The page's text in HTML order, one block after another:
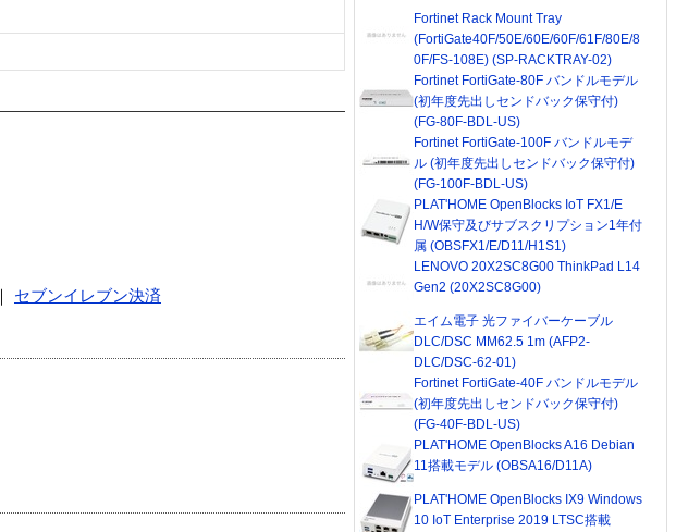
セブンイレブン決済
Fortinet Rack Mount Tray
(FortiGate40F/50E/60E/60F/61F/80E/8
0F/FS-108E) (SP-RACKTRAY-02)
Fortinet FortiGate-80F バンドルモデル
(初年度先出しセンドバック保守付)
(FG-80F-BDL-US)
Fortinet FortiGate-100F バンドルモデ
ル (初年度先出しセンドバック保守付)
(FG-100F-BDL-US)
PLAT'HOME OpenBlocks IoT FX1/E
H/W保守及びサブスクリプション1年付
属 (OBSFX1/E/D11/H1S1)
LENOVO 20X2SC8G00 ThinkPad L14
Gen2 (20X2SC8G00)
エイム電子 光ファイバーケーブル
DLC/DSC MM62.5 1m (AFP2-
DLC/DSC-62-01)
Fortinet FortiGate-40F バンドルモデル
(初年度先出しセンドバック保守付)
(FG-40F-BDL-US)
PLAT'HOME OpenBlocks A16 Debian
11搭載モデル (OBSA16/D11A)
PLAT'HOME OpenBlocks IX9 Windows
10 IoT Enterprise 2019 LTSC搭載